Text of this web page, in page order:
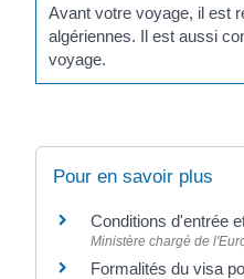
Avant votre voyage, il est
algériennes. Il est aussi
voyage.
Pour en savoir plus
Conditions d'entrée
Ministère chargé de
Formalités du visa